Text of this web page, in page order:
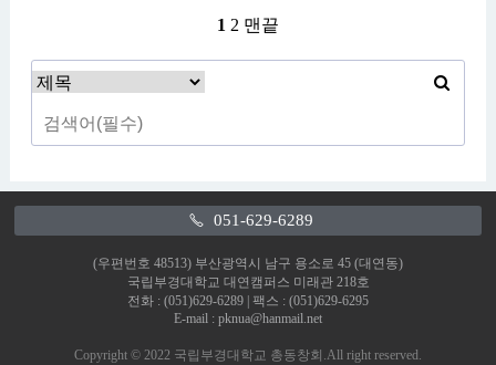
1 2 맨끝
051-629-6289
(우편번호 48513) 부산광역시 남구 용소로 45 (대연동)
국립부경대학교 대연캠퍼스 미래관 218호
전화 : (051)629-6289 | 팩스 : (051)629-6295
E-mail : pknua@hanmail.net
Copyright © 2022 국립부경대학교 총동창회.All right reserved.